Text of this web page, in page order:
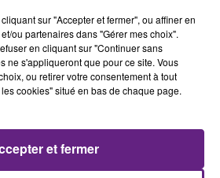
à 17h30 par La rédaction
sur "Accepter et fermer", ou affiner en
ou partenaires dans "Gérer mes choix".
en cliquant sur "Continuer sans
ne s'appliqueront que pour ce site. Vous
ou retirer votre consentement à tout
cookies" situé en bas de chaque page.
et fermer